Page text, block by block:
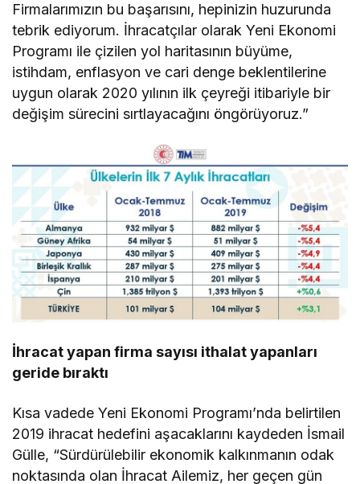
Firmalarımızın bu başarısını, hepinizin huzurunda
tebrik ediyorum. İhracatçılar olarak Yeni Ekonomi
Programı ile çizilen yol haritasının büyüme,
istihdam, enflasyon ve cari denge beklentilerine
uygun olarak 2020 yılının ilk çeyreği itibariyle bir
değişim sürecini sırtlayacağını öngörüyoruz.”
İhracat yapan firma sayısı ithalat yapanları
geride bıraktı
Kısa vadede Yeni Ekonomi Programı’nda belirtilen
2019 ihracat hedefini aşacaklarını kaydeden İsmail
Gülle, “Sürdürülebilir ekonomik kalkınmanın odak
noktasında olan İhracat Ailemiz, her geçen gün